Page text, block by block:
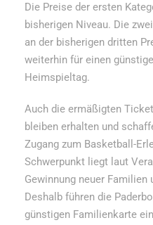
Die Preise der ersten
bisherigen Niveau. Die
an der bisherigen dritten
weiterhin für einen
Heimspieltag.
Auch die ermäßigten
bleiben erhalten und
Zugang zum Basketball-
Schwerpunkt liegt laut
Gewinnung neuer
Deshalb führen die
günstigen Familienkarte